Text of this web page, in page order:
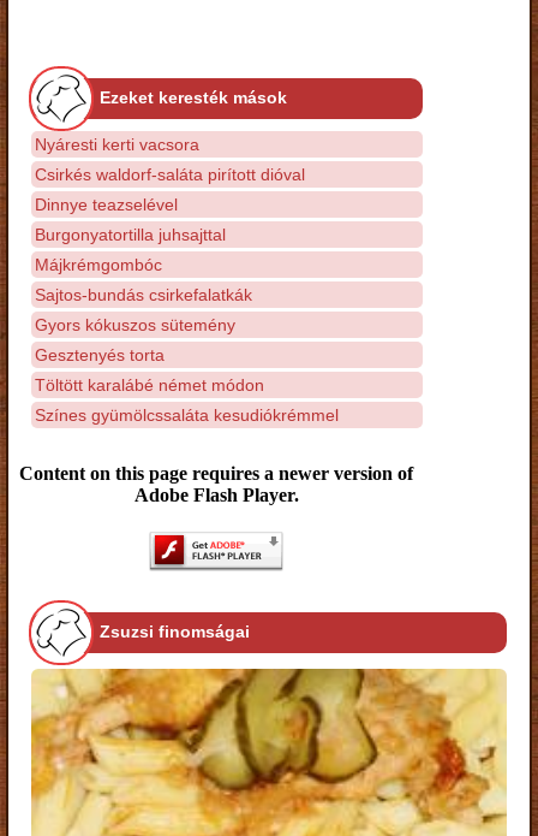
Ezeket keresték mások
Nyáresti kerti vacsora
Csirkés waldorf-saláta pirított dióval
Dinnye teazselével
Burgonyatortilla juhsajttal
Májkrémgombóc
Sajtos-bundás csirkefalatkák
Gyors kókuszos sütemény
Gesztenyés torta
Töltött karalábé német módon
Színes gyümölcssaláta kesudiókrémmel
Content on this page requires a newer version of
Adobe Flash Player.
Zsuzsi finomságai